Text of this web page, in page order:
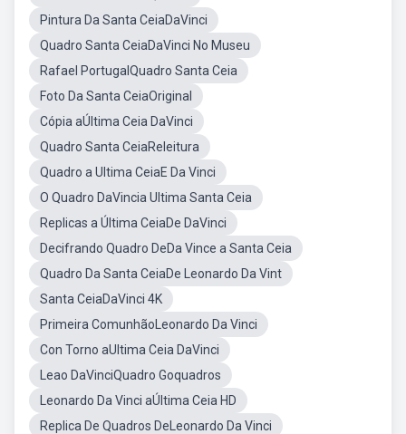
Pintura Da Santa CeiaDaVinci
Quadro Santa CeiaDaVinci No Museu
Rafael PortugalQuadro Santa Ceia
Foto Da Santa CeiaOriginal
Cópia aÚltima Ceia DaVinci
Quadro Santa CeiaReleitura
Quadro a Ultima CeiaE Da Vinci
O Quadro DaVincia Ultima Santa Ceia
Replicas a Última CeiaDe DaVinci
Decifrando Quadro DeDa Vince a Santa Ceia
Quadro Da Santa CeiaDe Leonardo Da Vint
Santa CeiaDaVinci 4K
Primeira ComunhãoLeonardo Da Vinci
Con Torno aUltima Ceia DaVinci
Leao DaVinciQuadro Goquadros
Leonardo Da Vinci aÚltima Ceia HD
Replica De Quadros DeLeonardo Da Vinci